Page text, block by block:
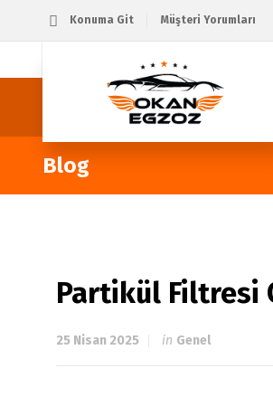
Konuma Git Müşteri Yorumları
Blog
Partikül Filtresi
25 Nisan 2025 in Genel